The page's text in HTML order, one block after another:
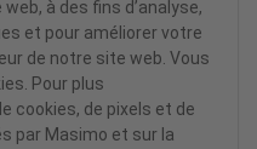
à des fins d’analyse,
et pour améliorer votre
de notre site web. Vous
Pour plus
cookies, de pixels et de
par Masimo et sur la